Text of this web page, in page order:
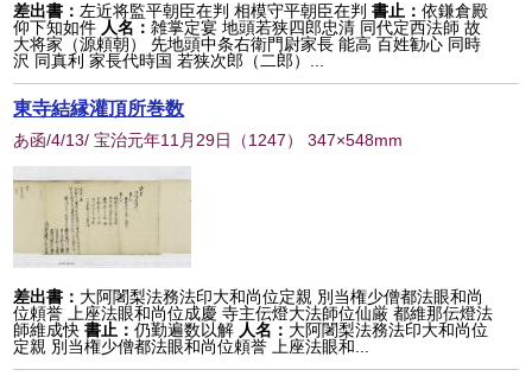
差出書： 左近将監平朝臣在判 相模守平朝臣在判 書止：依鎌倉殿
仰下知如件 人名：雑掌定宴 地頭若狭四郎忠清 同代定西法師 故
大将家（源頼朝） 先地頭中条右衛門尉家長 能高 百姓勧心 同時
沢 同真利 家長代時国 若狭次郎（二郎）...
東寺結縁灌頂所巻数
あ函/4/13/ 宝治元年11月29日 （1247） 347×548mm
差出書： 大阿闍梨法務法印大和尚位定親 別当権少僧都法眼和尚
位頼誉 上座法眼和尚位成慶 寺主伝燈大法師位仙厳 都維那伝燈法
師維成快 書止：仍勤遍数以解 人名： 大阿闍梨法務法印大和尚位
定親 別当権少僧都法眼和尚位頼誉 上座法眼和...